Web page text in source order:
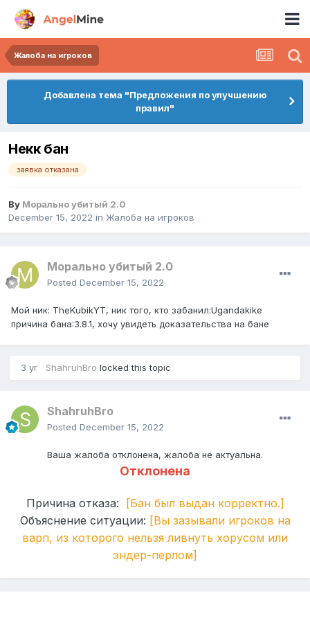
Жалоба на игроков
Добавлена тема "Предложения по улучшению
правил"
Некк бан
заявка отказана
By Морально убитый 2.0
December 15, 2022 in Жалоба на игроков
Морально убитый 2.0
Posted December 15, 2022
Мой ник: TheKubikYT, ник того, кто забанил:Ugandakike
причина бана:3.8.1, хочу увидеть доказательства на бане
3 yr ShahruhBro locked this topic
ShahruhBro
Posted December 15, 2022
Ваша жалоба отклонена, жалоба не актуальна.
Отклонена
Причина отказа:
[Бан был выдан корректно.]
Объяснение ситуации: [Вы зазывали игроков на
варп, из которого нельзя ливнуть хорусом или
эндер-перлом]